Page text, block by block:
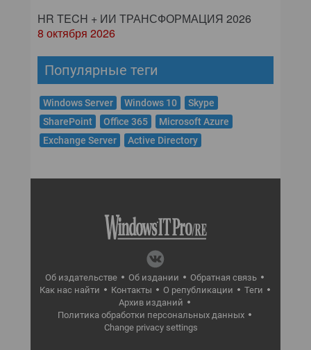
HR TECH + ИИ ТРАНСФОРМАЦИЯ 2026
8 октября 2026
Популярные теги
Windows Server Windows 10
Skype
SharePoint
Office 365
Microsoft Azure
Exchange Server
Active Directory
Об издательстве Об издании
Обратная связь
Как нас найти
Контакты О републикации
Теги
Архив изданий
Политика обработки персональных данных
Change privacy settings